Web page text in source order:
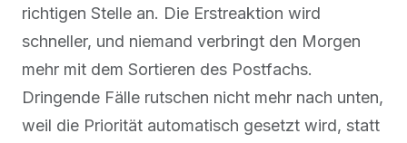
richtigen Stelle an. Die Erstreaktion wird
schneller, und niemand verbringt den Morgen
mehr mit dem Sortieren des Postfachs.
Dringende Fälle rutschen nicht mehr nach unten,
weil die Priorität automatisch gesetzt wird, statt